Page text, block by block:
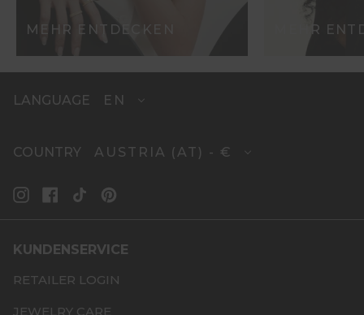
MEHR ENTDECKEN MEHR
LANGUAGE EN
COUNTRY AUSTRIA (AT) - €
INSTAGRAM
FACEBOOK
TIKTOK
KUNDENSERVICE
RETAILER LOGIN
JEWELRY CARE